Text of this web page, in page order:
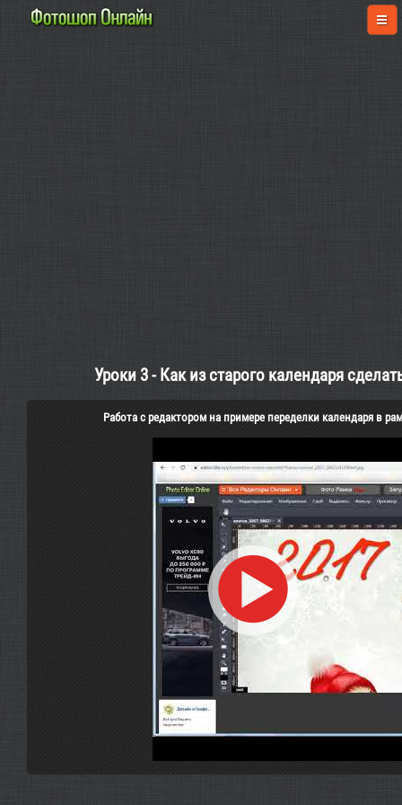
Уроки 3 - Как из старого календаря
Работа с редактором на примере переделки календаря в